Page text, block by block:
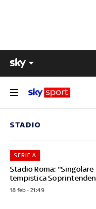
STADIO
Stadio Roma: "Singolare
tempistica
SERIE A
18 feb - 21:49